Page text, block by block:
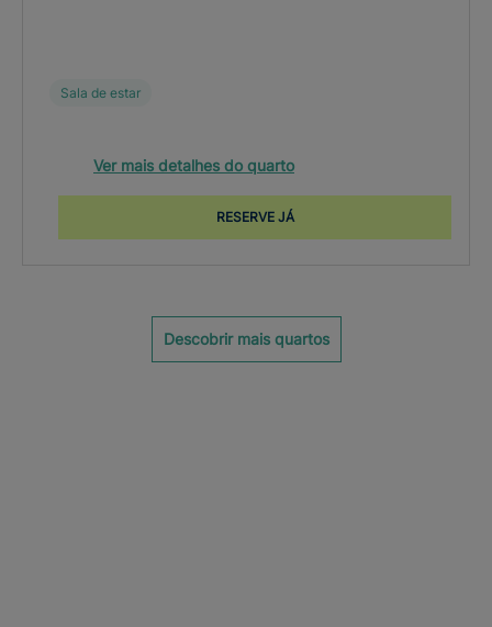
Sala de estar
Ver mais detalhes do quarto
RESERVE JÁ
Descobrir mais quartos